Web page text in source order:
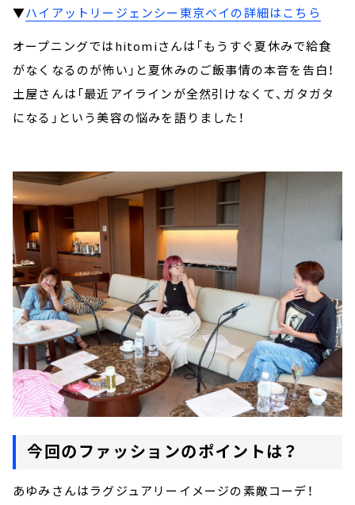
▼ハイアットリージェンシー東京ベイの詳細はこちら
オープニングではhitomiさんは「もうすぐ夏休みで給食
がなくなるのが怖い」と夏休みのご飯事情の本音を告白！
土屋さんは「最近アイラインが全然引けなくて、ガタガタ
になる」という美容の悩みを語りました！
今回のファッションのポイントは？
あゆみさんはラグジュアリーイメージの素敵コーデ！